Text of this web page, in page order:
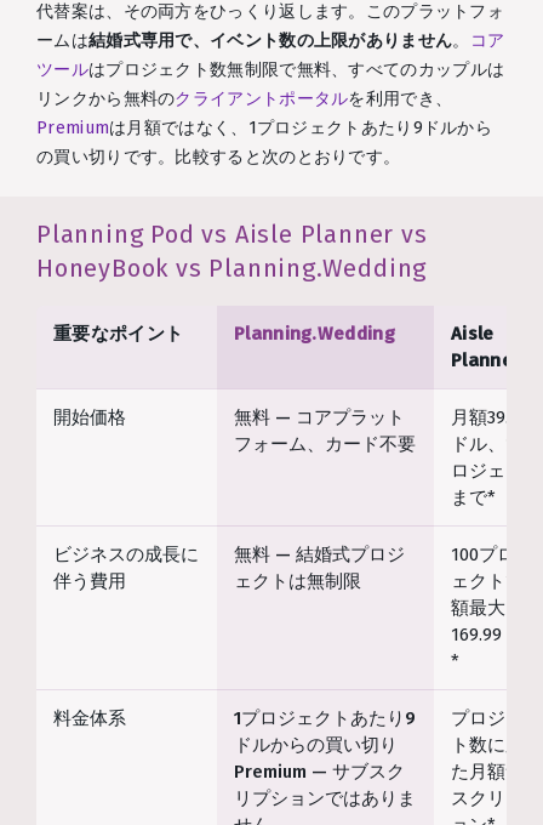
代替案は、その両方をひっくり返します。このプラットフォ
ームは結婚式専用で、イベント数の上限がありません。
コア
ツールはプロジェクト数無制限で無料、すべてのカップルは
リンクから無料のクライアントポータルを利用でき、
Premiumは月額ではなく、1プロジェクトあたり9ドルから
の買い切りです。比較すると次のとおりです。
Planning Pod vs Aisle Planner vs
HoneyBook vs Planning.Wedding
重要なポイント Planning.Wedding
Aisle
Planner
開始価格
無料 — コアプラット
フォーム、カード不要
月額39.99
ドル、10プ
ロジェクト
まで*
ビジネスの成長に
伴う費用
無料 — 結婚式プロジ
ェクトは無制限
100プロジ
ェクトで月
額最大
169.99ドル
*
料金体系
1プロジェクトあたり9
ドルからの買い切り
Premium — サブスク
リプションではありま
プロジェク
ト数に応じ
た月額サブ
スクリプシ